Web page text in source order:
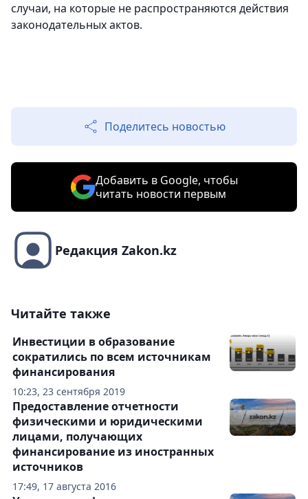
случаи, на которые не распространяются действия
законодательных актов.
Поделитесь новостью
Добавить в Google, чтобы
читать новости первым
Редакция Zakon.kz
Читайте также
10:23, 23 сентября 2019
Инвестиции в образование
сократились по всем источникам
финансирования
17:49, 17 августа 2016
Предоставление отчетности
физическими и юридическими
лицами, получающих
финансирование из иностранных
источников